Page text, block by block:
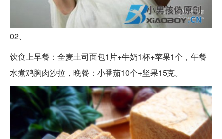
02、
饮食上早餐：全麦土司面包1片+牛奶1杯+苹果1个，午餐
水煮鸡胸肉沙拉，晚餐：小番茄10个+坚果15克。